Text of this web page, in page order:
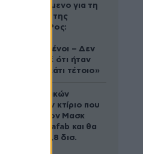
κατηγορούμενο για τη
δολοφονία της
Ελίζαμπεθ Ρος:
συντετριμμένοι – Δεν
έδειξε ποτέ ότι ήταν
ικανός για κάτι τέτοιο»
Το φαραωνικών
διαστάσεων κτίριο που
χτίζει ο Έλον Μασκ
λέγεται Terafab και θα
κοστίσει 16,8 δισ.